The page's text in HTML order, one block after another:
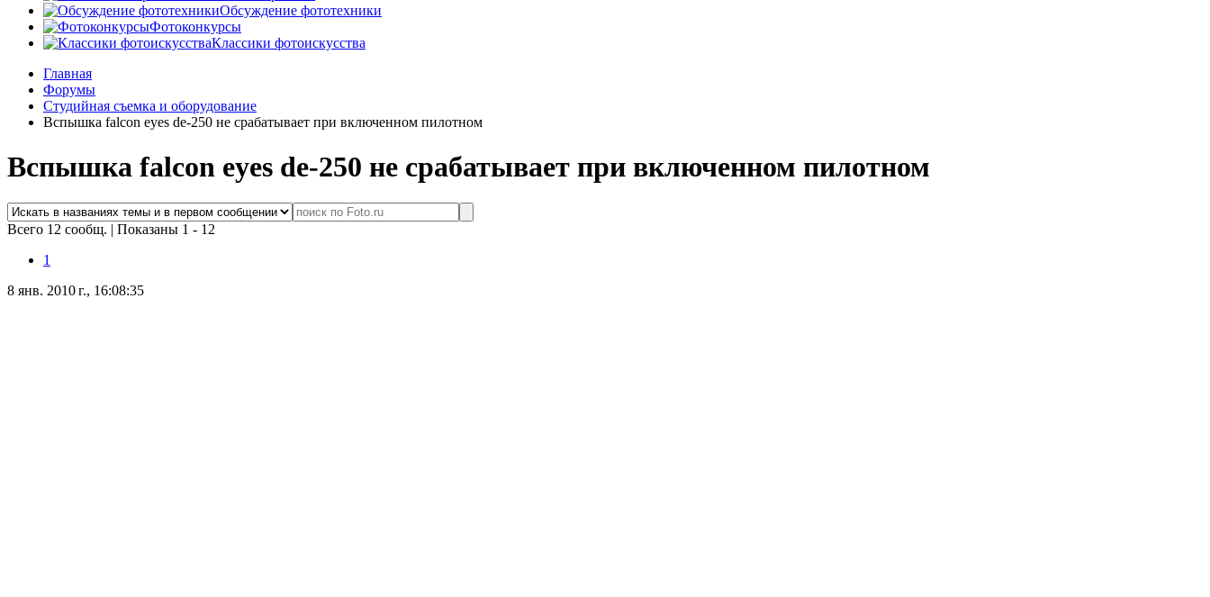
Обсуждение фототехники
Фотоконкурсы
Классики фотоискусства
Главная
Форумы
Студийная съемка и оборудование
Вспышка falcon eyes de-250 не срабатывает при включенном пилотном
Вспышка falcon eyes de-250 не срабатывает при включенном пилотном
Всего 12 сообщ. | Показаны 1 - 12
1
8 янв. 2010 г., 16:08:35